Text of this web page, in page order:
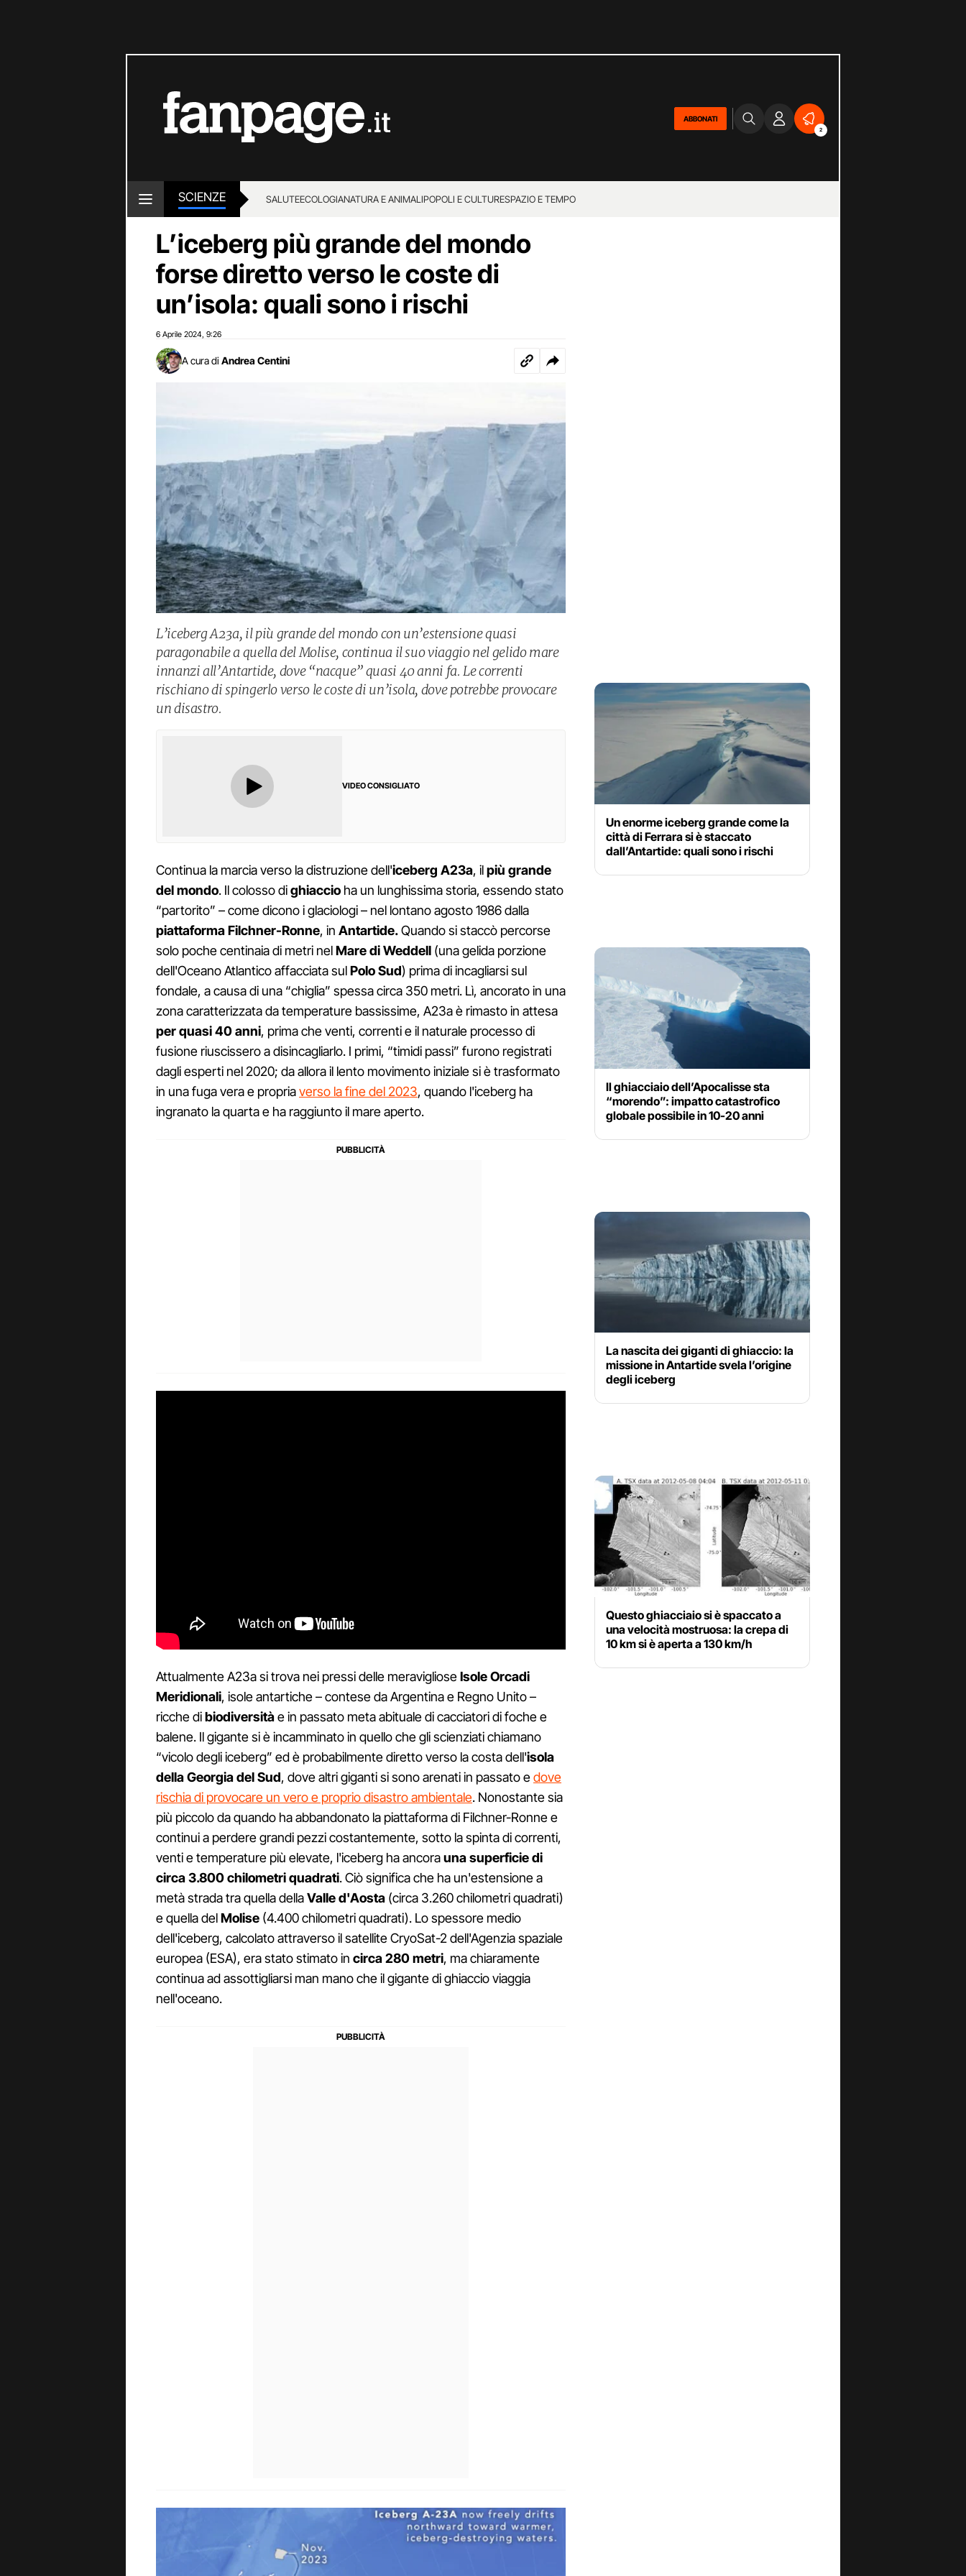
ABBONATI
2
SCIENZE SALUTEECOLOGIANATURA E ANIMALIPOPOLI E CULTURESPAZIO E TEMPO
L’iceberg più grande del mondo
forse diretto verso le coste di
un’isola: quali sono i rischi
6 Aprile 2024 9:26
A cura di Andrea Centini
L’iceberg A23a, il più grande del mondo con un’estensione quasi
paragonabile a quella del Molise, continua il suo viaggio nel gelido mare
innanzi all’Antartide, dove “nacque” quasi 40 anni fa. Le correnti
rischiano di spingerlo verso le coste di un’isola, dove potrebbe provocare
un disastro.
VIDEO CONSIGLIATO
Continua la marcia verso la distruzione dell'iceberg A23a, ilpiù grande
del mondo. Il colosso dighiaccio ha un lunghissima storia, essendo stato
“partorito” – come dicono i glaciologi – nel lontano agosto 1986 dalla
piattaforma Filchner-Ronne, in Antartide.Quando si staccò percorse
solo poche centinaia di metri nelMare di Weddell (una gelida porzione
dell'Oceano Atlantico affacciata sulPolo Sud) prima di incagliarsi sul
fondale, a causa di una “chiglia” spessa circa 350 metri. Lì, ancorato in una
zona caratterizzata da temperature bassissime, A23a è rimasto in attesa
per quasi 40 anni, prima che venti, correnti e il naturale processo di
fusione riuscissero a disincagliarlo. I primi, “timidi passi” furono registrati
dagli esperti nel 2020; da allora il lento movimento iniziale si è trasformato
in una fuga vera e propriaverso la fine del 2023, quando l'iceberg ha
ingranato la quarta e ha raggiunto il mare aperto.
Attualmente A23a si trova nei pressi delle meraviglioseIsole Orcadi
Meridionali, isole antartiche – contese da Argentina e Regno Unito –
ricche dibiodiversitàe in passato meta abituale di cacciatori di foche e
balene. Il gigante si è incamminato in quello che gli scienziati chiamano
“vicolo degli iceberg” ed è probabilmente diretto verso la costa dell'isola
della Georgia del Sud, dove altri giganti si sono arenati in passato edove
rischia di provocare un vero e proprio disastro ambientale. Nonostante sia
più piccolo da quando ha abbandonato la piattaforma di Filchner-Ronne e
continui a perdere grandi pezzi costantemente, sotto la spinta di correnti,
venti e temperature più elevate, l'iceberg ha ancorauna superficie di
circa 3.800 chilometri quadrati. Ciò significa che ha un'estensione a
metà strada tra quella dellaValle d'Aosta (circa 3.260 chilometri quadrati)
e quella delMolise (4.400 chilometri quadrati). Lo spessore medio
dell'iceberg, calcolato attraverso il satellite CryoSat-2 dell'Agenzia spaziale
europea (ESA), era stato stimato in circa 280 metri, ma chiaramente
continua ad assottigliarsi man mano che il gigante di ghiaccio viaggia
nell'oceano.
Un enorme iceberg grande come la
città di Ferrara si è staccato
dall’Antartide: quali sono i rischi
Il ghiacciaio dell’Apocalisse sta
“morendo”: impatto catastrofico
globale possibile in 10-20 anni
La nascita dei giganti di ghiaccio: la
missione in Antartide svela l’origine
degli iceberg
Questo ghiacciaio si è spaccato a
una velocità mostruosa: la crepa di
10 km si è aperta a 130 km/h